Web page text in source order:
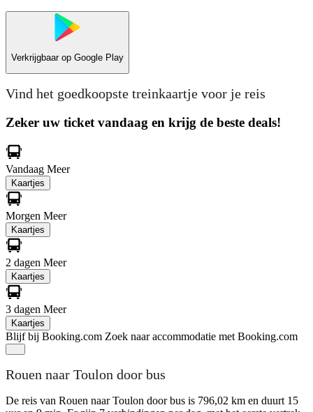
Verkrijgbaar op Google Play
Vind het goedkoopste treinkaartje voor je reis
Zeker uw ticket vandaag en krijg de beste deals!
Vandaag Meer
Kaartjes
Morgen Meer
Kaartjes
2 dagen Meer
Kaartjes
3 dagen Meer
Kaartjes
Blijf bij Booking.com Zoek naar accommodatie met Booking.com
Rouen naar Toulon door bus
De reis van Rouen naar Toulon door bus is 796,02 km en duurt 15